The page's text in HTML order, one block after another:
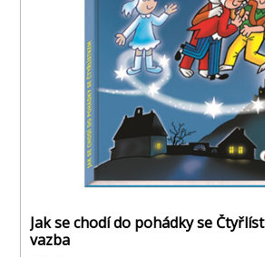
Jak se chodí do pohádky se
vazba